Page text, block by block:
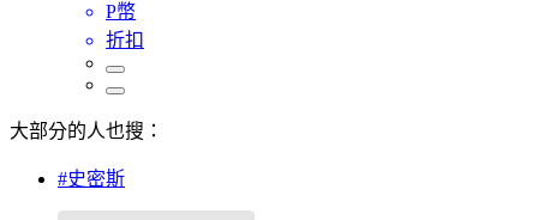
P幣
折扣
大部分的人也搜：
#史密斯